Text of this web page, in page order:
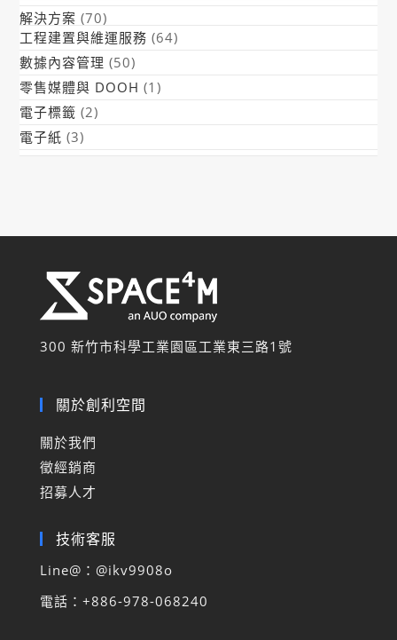
解決方案 (70)
工程建置與維運服務 (64)
數據內容管理 (50)
零售媒體與 DOOH (1)
電子標籤 (2)
電子紙 (3)
300 新竹市科學工業園區工業東三路1 號
關於創利空間
關於我們
徵經銷商
招募人才
技術客服
Line@：@ikv9908o
電話 ： +886-978-068240